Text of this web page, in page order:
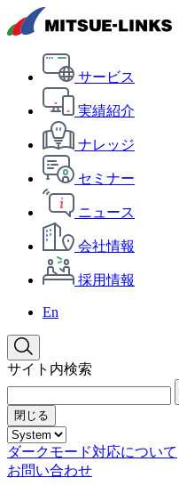
サービス
実績紹介
ナレッジ
セミナー
ニュース
会社情報
採用情報
En
サイト内検索
閉じる
ダークモード対応について
お問い合わせ